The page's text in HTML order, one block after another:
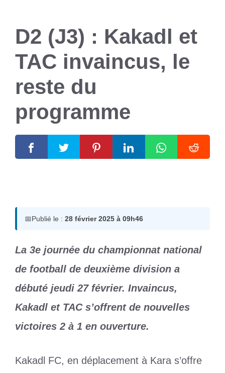
D2 (J3) : Kakadl et
TAC invaincus, le
reste du
programme
📅Publié le : 28 février 2025 à 09h46
La 3e journée du championnat national
de football de deuxième division a
débuté jeudi 27 février. Invaincus,
Kakadl et TAC s’offrent de nouvelles
victoires 2 à 1 en ouverture.
Kakadl FC, en déplacement à Kara s’offre